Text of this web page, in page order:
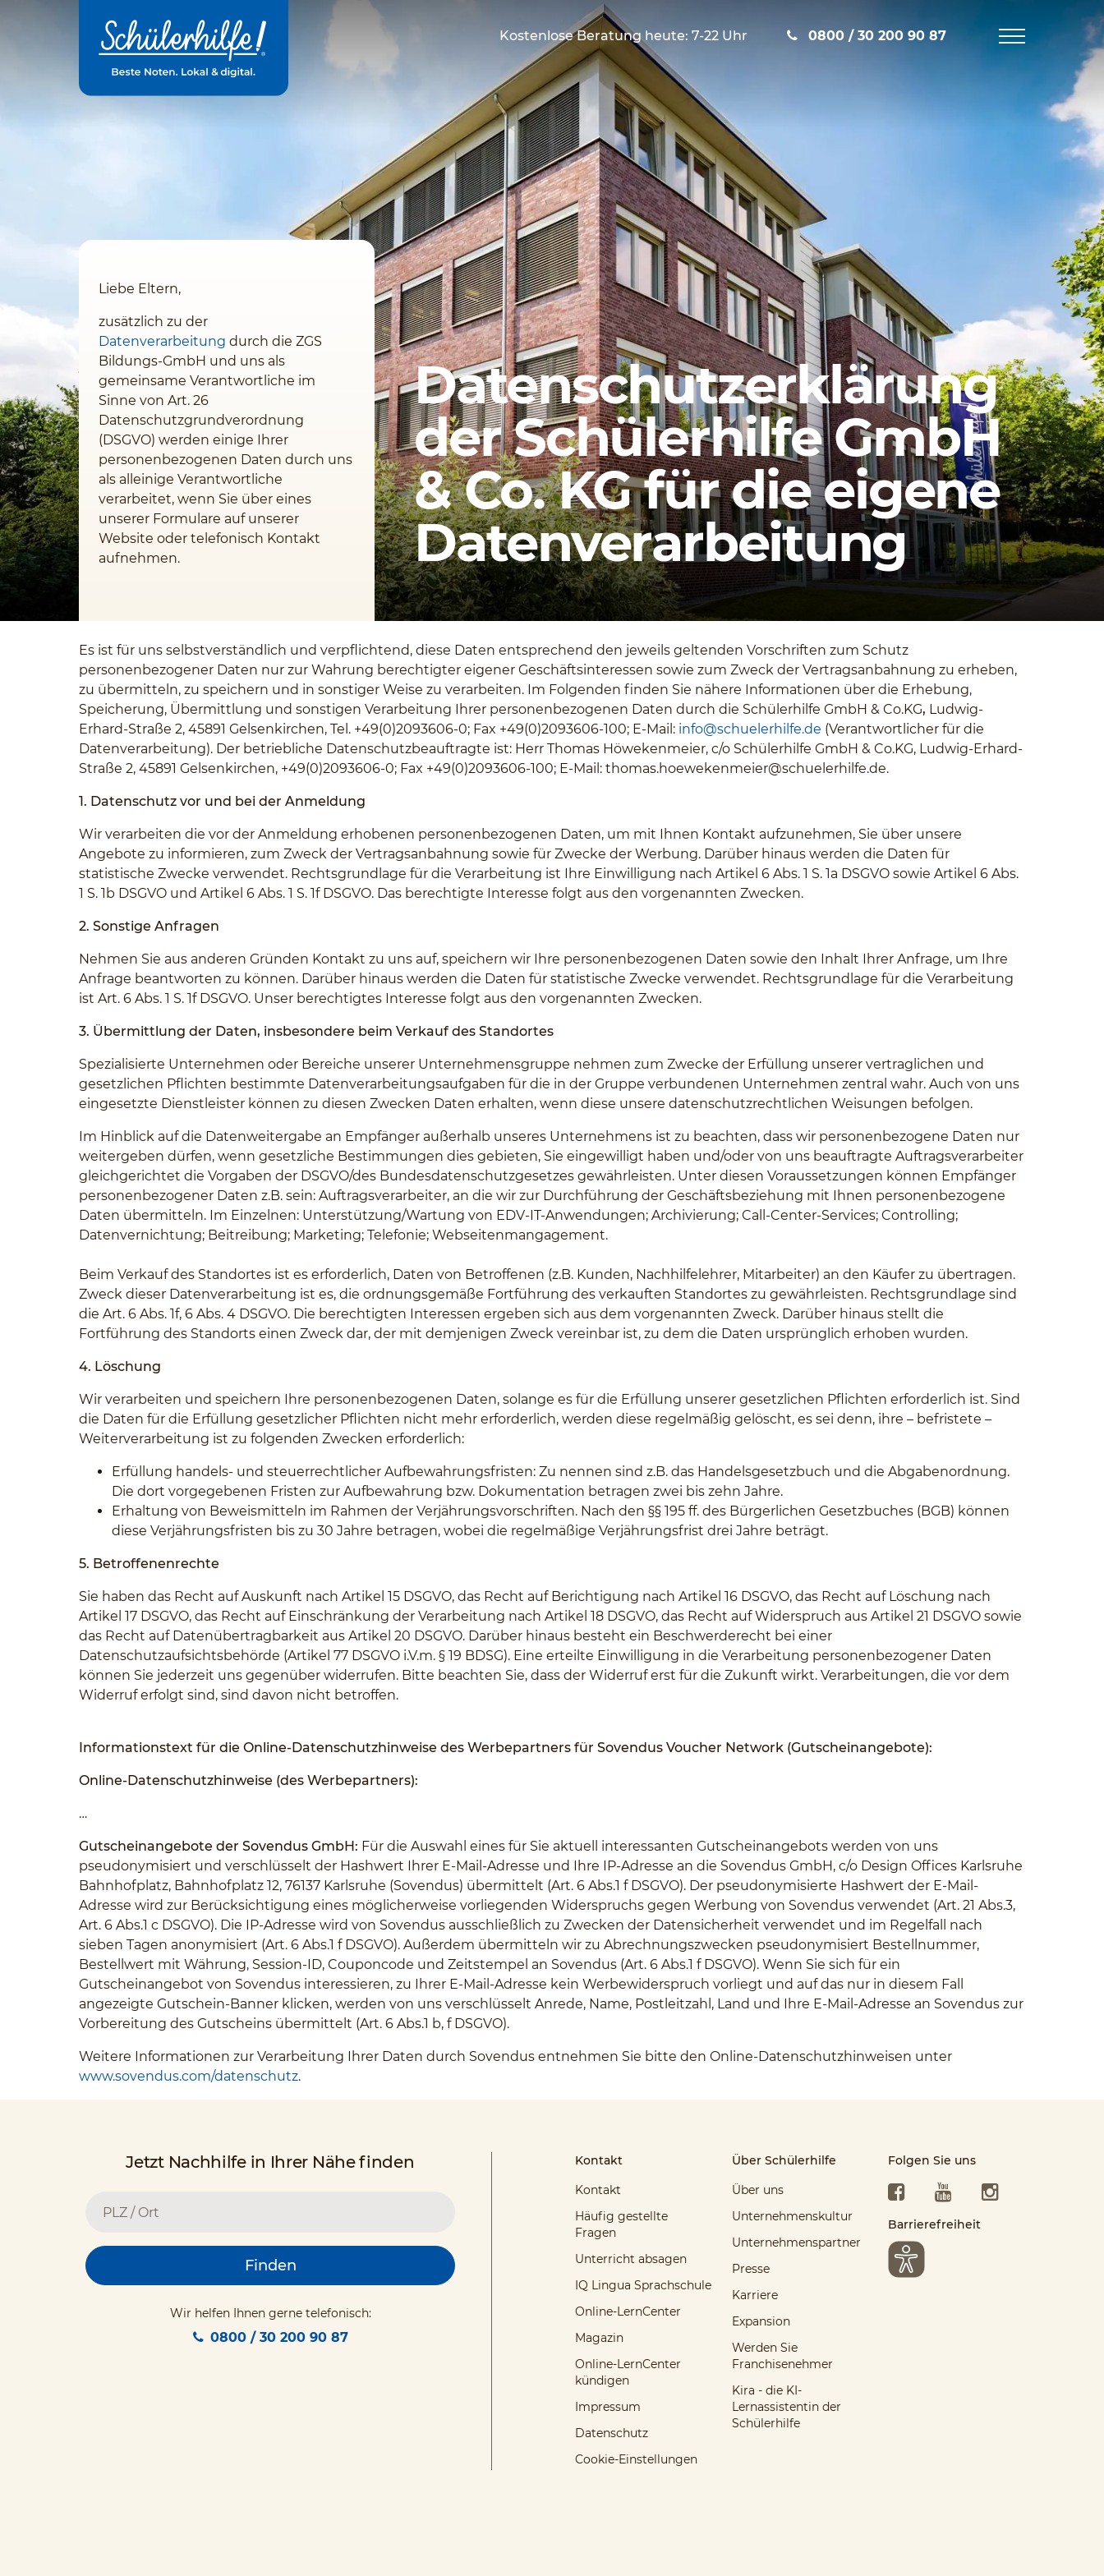
Kostenlose Beratung heute: 7-22 Uhr 0800 / 30 200 90 87
Navigation
Datenschutzerklärung
der Schülerhilfe GmbH
& Co. KG für die eigene
Datenverarbeitung
Liebe Eltern,
zusätzlich zu der
Datenverarbeitung durch die ZGS
Bildungs-GmbH und uns als
gemeinsame Verantwortliche im
Sinne von Art. 26
Datenschutzgrundverordnung
(DSGVO) werden einige Ihrer
personenbezogenen Daten durch uns
als alleinige Verantwortliche
verarbeitet, wenn Sie über eines
unserer Formulare auf unserer
Website oder telefonisch Kontakt
aufnehmen.
Es ist für uns selbstverständlich und verpflichtend, diese Daten entsprechend den jeweils geltenden Vorschriften zum Schutz
personenbezogener Daten nur zur Wahrung berechtigter eigener Geschäftsinteressen sowie zum Zweck der Vertragsanbahnung zu erheben,
zu übermitteln, zu speichern und in sonstiger Weise zu verarbeiten. Im Folgenden finden Sie nähere Informationen über die Erhebung,
Speicherung, Übermittlung und sonstigen Verarbeitung Ihrer personenbezogenen Daten durch die Schülerhilfe GmbH & Co.KG, Ludwig-
Erhard-Straße 2, 45891 Gelsenkirchen, Tel. +49(0)2093606-0; Fax +49(0)2093606-100; E-Mail: info@schuelerhilfe.de (Verantwortlicher für die
Datenverarbeitung). Der betriebliche Datenschutzbeauftragte ist: Herr Thomas Höwekenmeier, c/o Schülerhilfe GmbH & Co.KG, Ludwig-Erhard-
Straße 2, 45891 Gelsenkirchen, +49(0)2093606-0; Fax +49(0)2093606-100; E-Mail: thomas.hoewekenmeier@schuelerhilfe.de.
1. Datenschutz vor und bei der Anmeldung
Wir verarbeiten die vor der Anmeldung erhobenen personenbezogenen Daten, um mit Ihnen Kontakt aufzunehmen, Sie über unsere
Angebote zu informieren, zum Zweck der Vertragsanbahnung sowie für Zwecke der Werbung. Darüber hinaus werden die Daten für
statistische Zwecke verwendet. Rechtsgrundlage für die Verarbeitung ist Ihre Einwilligung nach Artikel 6 Abs. 1 S. 1a DSGVO sowie Artikel 6 Abs.
1 S. 1b DSGVO und Artikel 6 Abs. 1 S. 1f DSGVO. Das berechtigte Interesse folgt aus den vorgenannten Zwecken.
2. Sonstige Anfragen
Nehmen Sie aus anderen Gründen Kontakt zu uns auf, speichern wir Ihre personenbezogenen Daten sowie den Inhalt Ihrer Anfrage, um Ihre
Anfrage beantworten zu können. Darüber hinaus werden die Daten für statistische Zwecke verwendet. Rechtsgrundlage für die Verarbeitung
ist Art. 6 Abs. 1 S. 1f DSGVO. Unser berechtigtes Interesse folgt aus den vorgenannten Zwecken.
3. Übermittlung der Daten, insbesondere beim Verkauf des Standortes
Spezialisierte Unternehmen oder Bereiche unserer Unternehmensgruppe nehmen zum Zwecke der Erfüllung unserer vertraglichen und
gesetzlichen Pflichten bestimmte Datenverarbeitungsaufgaben für die in der Gruppe verbundenen Unternehmen zentral wahr. Auch von uns
eingesetzte Dienstleister können zu diesen Zwecken Daten erhalten, wenn diese unsere datenschutzrechtlichen Weisungen befolgen.
Im Hinblick auf die Datenweitergabe an Empfänger außerhalb unseres Unternehmens ist zu beachten, dass wir personenbezogene Daten nur
weitergeben dürfen, wenn gesetzliche Bestimmungen dies gebieten, Sie eingewilligt haben und/oder von uns beauftragte Auftragsverarbeiter
gleichgerichtet die Vorgaben der DSGVO/des Bundesdatenschutzgesetzes gewährleisten. Unter diesen Voraussetzungen können Empfänger
personenbezogener Daten z.B. sein: Auftragsverarbeiter, an die wir zur Durchführung der Geschäftsbeziehung mit Ihnen personenbezogene
Daten übermitteln. Im Einzelnen: Unterstützung/Wartung von EDV-IT-Anwendungen; Archivierung; Call-Center-Services; Controlling;
Datenvernichtung; Beitreibung; Marketing; Telefonie; Webseitenmangagement.
Beim Verkauf des Standortes ist es erforderlich, Daten von Betroffenen (z.B. Kunden, Nachhilfelehrer, Mitarbeiter) an den Käufer zu übertragen.
Zweck dieser Datenverarbeitung ist es, die ordnungsgemäße Fortführung des verkauften Standortes zu gewährleisten. Rechtsgrundlage sind
die Art. 6 Abs. 1f, 6 Abs. 4 DSGVO. Die berechtigten Interessen ergeben sich aus dem vorgenannten Zweck. Darüber hinaus stellt die
Fortführung des Standorts einen Zweck dar, der mit demjenigen Zweck vereinbar ist, zu dem die Daten ursprünglich erhoben wurden.
4. Löschung
Wir verarbeiten und speichern Ihre personenbezogenen Daten, solange es für die Erfüllung unserer gesetzlichen Pflichten erforderlich ist. Sind
die Daten für die Erfüllung gesetzlicher Pflichten nicht mehr erforderlich, werden diese regelmäßig gelöscht, es sei denn, ihre – befristete –
Weiterverarbeitung ist zu folgenden Zwecken erforderlich:
Erfüllung handels- und steuerrechtlicher Aufbewahrungsfristen: Zu nennen sind z.B. das Handelsgesetzbuch und die Abgabenordnung.
Die dort vorgegebenen Fristen zur Aufbewahrung bzw. Dokumentation betragen zwei bis zehn Jahre.
Erhaltung von Beweismitteln im Rahmen der Verjährungsvorschriften. Nach den §§ 195 ff. des Bürgerlichen Gesetzbuches (BGB) können
diese Verjährungsfristen bis zu 30 Jahre betragen, wobei die regelmäßige Verjährungsfrist drei Jahre beträgt.
5. Betroffenenrechte
Sie haben das Recht auf Auskunft nach Artikel 15 DSGVO, das Recht auf Berichtigung nach Artikel 16 DSGVO, das Recht auf Löschung nach
Artikel 17 DSGVO, das Recht auf Einschränkung der Verarbeitung nach Artikel 18 DSGVO, das Recht auf Widerspruch aus Artikel 21 DSGVO sowie
das Recht auf Datenübertragbarkeit aus Artikel 20 DSGVO. Darüber hinaus besteht ein Beschwerderecht bei einer
Datenschutzaufsichtsbehörde (Artikel 77 DSGVO i.V.m. § 19 BDSG). Eine erteilte Einwilligung in die Verarbeitung personenbezogener Daten
können Sie jederzeit uns gegenüber widerrufen. Bitte beachten Sie, dass der Widerruf erst für die Zukunft wirkt. Verarbeitungen, die vor dem
Widerruf erfolgt sind, sind davon nicht betroffen.
Informationstext für die Online-Datenschutzhinweise des Werbepartners für Sovendus Voucher Network (Gutscheinangebote):
Online-Datenschutzhinweise (des Werbepartners):
…
Gutscheinangebote der Sovendus GmbH: Für die Auswahl eines für Sie aktuell interessanten Gutscheinangebots werden von uns
pseudonymisiert und verschlüsselt der Hashwert Ihrer E-Mail-Adresse und Ihre IP-Adresse an die Sovendus GmbH, c/o Design Offices Karlsruhe
Bahnhofplatz, Bahnhofplatz 12, 76137 Karlsruhe (Sovendus) übermittelt (Art. 6 Abs.1 f DSGVO). Der pseudonymisierte Hashwert der E-Mail-
Adresse wird zur Berücksichtigung eines möglicherweise vorliegenden Widerspruchs gegen Werbung von Sovendus verwendet (Art. 21 Abs.3,
Art. 6 Abs.1 c DSGVO). Die IP-Adresse wird von Sovendus ausschließlich zu Zwecken der Datensicherheit verwendet und im Regelfall nach
sieben Tagen anonymisiert (Art. 6 Abs.1 f DSGVO). Außerdem übermitteln wir zu Abrechnungszwecken pseudonymisiert Bestellnummer,
Bestellwert mit Währung, Session-ID, Couponcode und Zeitstempel an Sovendus (Art. 6 Abs.1 f DSGVO). Wenn Sie sich für ein
Gutscheinangebot von Sovendus interessieren, zu Ihrer E-Mail-Adresse kein Werbewiderspruch vorliegt und auf das nur in diesem Fall
angezeigte Gutschein-Banner klicken, werden von uns verschlüsselt Anrede, Name, Postleitzahl, Land und Ihre E-Mail-Adresse an Sovendus zur
Vorbereitung des Gutscheins übermittelt (Art. 6 Abs.1 b, f DSGVO).
Weitere Informationen zur Verarbeitung Ihrer Daten durch Sovendus entnehmen Sie bitte den Online-Datenschutzhinweisen unter
www.sovendus.com/datenschutz.
Jetzt Nachhilfe in Ihrer Nähe finden
Finden
Wir helfen Ihnen gerne telefonisch:
0800 / 30 200 90 87
Kontakt
Kontakt
Häufig gestellte
Fragen
Unterricht absagen
IQ Lingua Sprachschule
Online-LernCenter
Magazin
Online-LernCenter
kündigen
Impressum
Datenschutz
Cookie-Einstellungen
Über Schülerhilfe
Über uns
Unternehmenskultur
Unternehmenspartner
Presse
Karriere
Expansion
Werden Sie
Franchisenehmer
Kira - die KI-
Lernassistentin der
Schülerhilfe
Folgen Sie uns
Facebook YouTubeInstagram
Barrierefreiheit